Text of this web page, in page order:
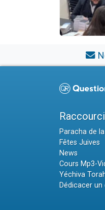
Paracha de
Fêtes Juives
News
Cours Mp3-
Yéchiva
Dédicacer